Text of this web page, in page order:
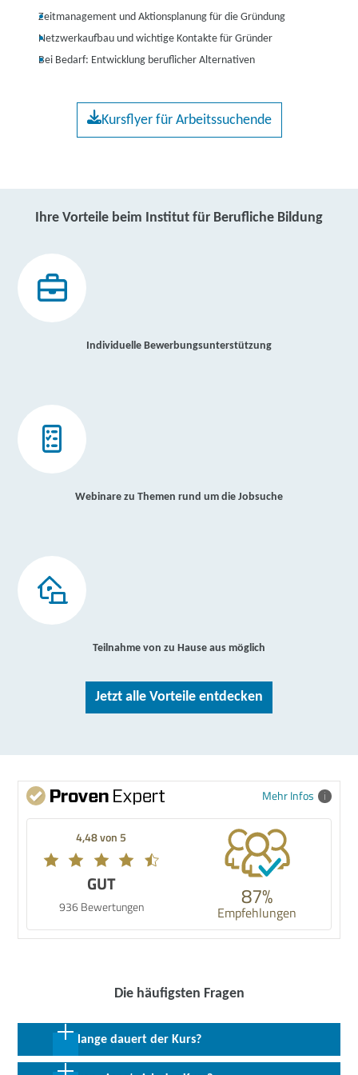
Zeitmanagement und Aktionsplanung für die Gründung
Netzwerkaufbau und wichtige Kontakte für Gründer
Bei Bedarf: Entwicklung beruflicher Alternativen
Kursflyer für Arbeitssuchende
Ihre Vorteile beim Institut für Berufliche Bildung
Individuelle Bewerbungsunterstützung
Webinare zu Themen rund um die Jobsuche
Teilnahme von zu Hause aus möglich
Jetzt alle Vorteile entdecken
Mehr Infos
4,48 von 5
GUT
936 Bewertungen 87%
Empfehlungen
Die häufigsten Fragen
Wie lange dauert der Kurs?